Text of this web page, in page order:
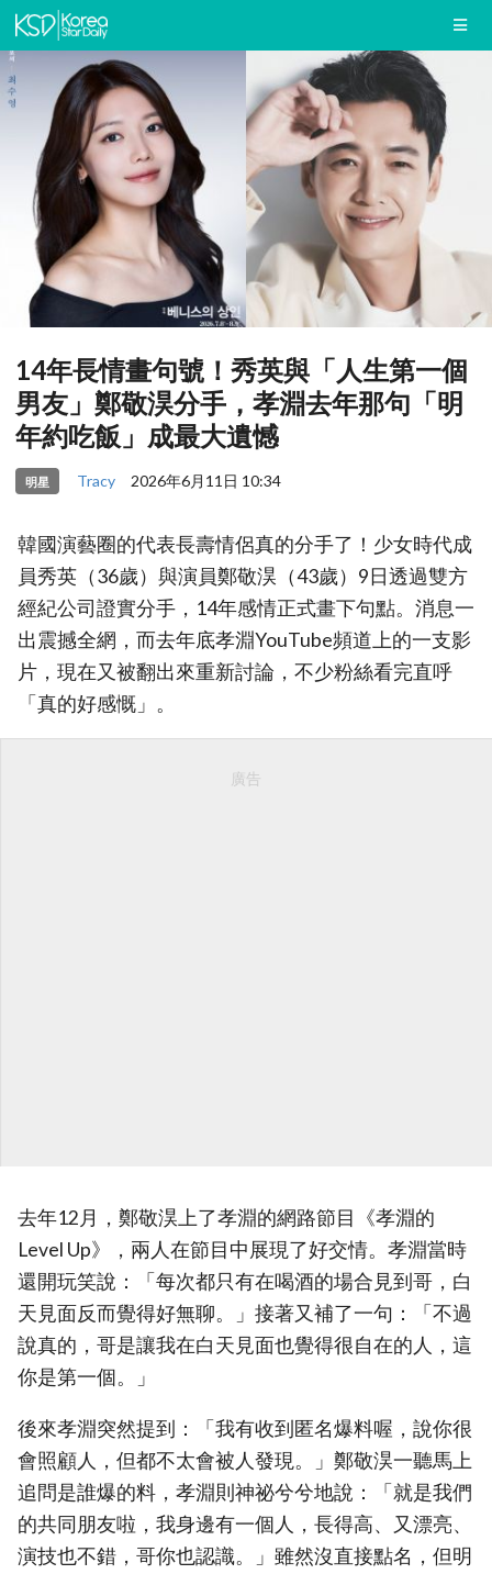
14年長情畫句號！秀英與「人生第一個
男友」鄭敬淏分手，孝淵去年那句「明
年約吃飯」成最大遺憾
明星 Tracy 2026年6月11日 10:34
韓國演藝圈的代表長壽情侶真的分手了！少女時代成
員秀英（36歲）與演員鄭敬淏（43歲）9日透過雙方
經紀公司證實分手，14年感情正式畫下句點。消息一
出震撼全網，而去年底孝淵YouTube頻道上的一支影
片，現在又被翻出來重新討論，不少粉絲看完直呼
「真的好感慨」。
廣告
去年12月，鄭敬淏上了孝淵的網路節目《孝淵的
Level Up》，兩人在節目中展現了好交情。孝淵當時
還開玩笑說：「每次都只有在喝酒的場合見到哥，白
天見面反而覺得好無聊。」接著又補了一句：「不過
說真的，哥是讓我在白天見面也覺得很自在的人，這
你是第一個。」
後來孝淵突然提到：「我有收到匿名爆料喔，說你很
會照顧人，但都不太會被人發現。」鄭敬淏一聽馬上
追問是誰爆的料，孝淵則神祕兮兮地說：「就是我們
的共同朋友啦，我身邊有一個人，長得高、又漂亮、
演技也不錯，哥你也認識。」雖然沒直接點名，但明